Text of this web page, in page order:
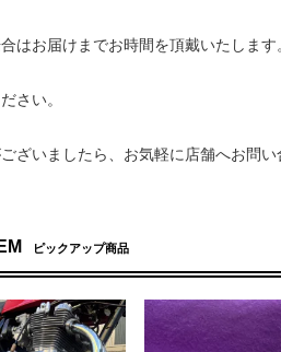
はお届けまでお時間を頂戴いたします
さい。
ざいましたら、お気軽に店舗へお問い
ピックアップ商品